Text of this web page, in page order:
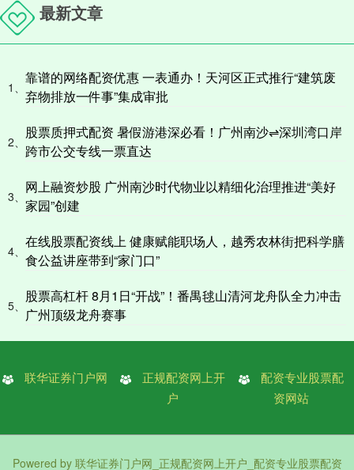
最新文章
1、
靠谱的网络配资优惠 一表通办！天河区正式推行“建筑废
弃物排放一件事”集成审批
2、
股票质押式配资 暑假游港深必看！广州南沙⇌深圳湾口岸
跨市公交专线一票直达
3、
网上融资炒股 广州南沙时代物业以精细化治理推进“美好
家园”创建
4、
在线股票配资线上 健康赋能职场人，越秀农林街把科学膳
食公益讲座带到“家门口”
5、
股票高杠杆 8月1日“开战”！番禺毬山清河龙舟队全力冲击
广州顶级龙舟赛事
联华证券门户网
正规配资网上开
户
配资专业股票配
资网站
Powered by 联华证券门户网_正规配资网上开户_配资专业股票配资